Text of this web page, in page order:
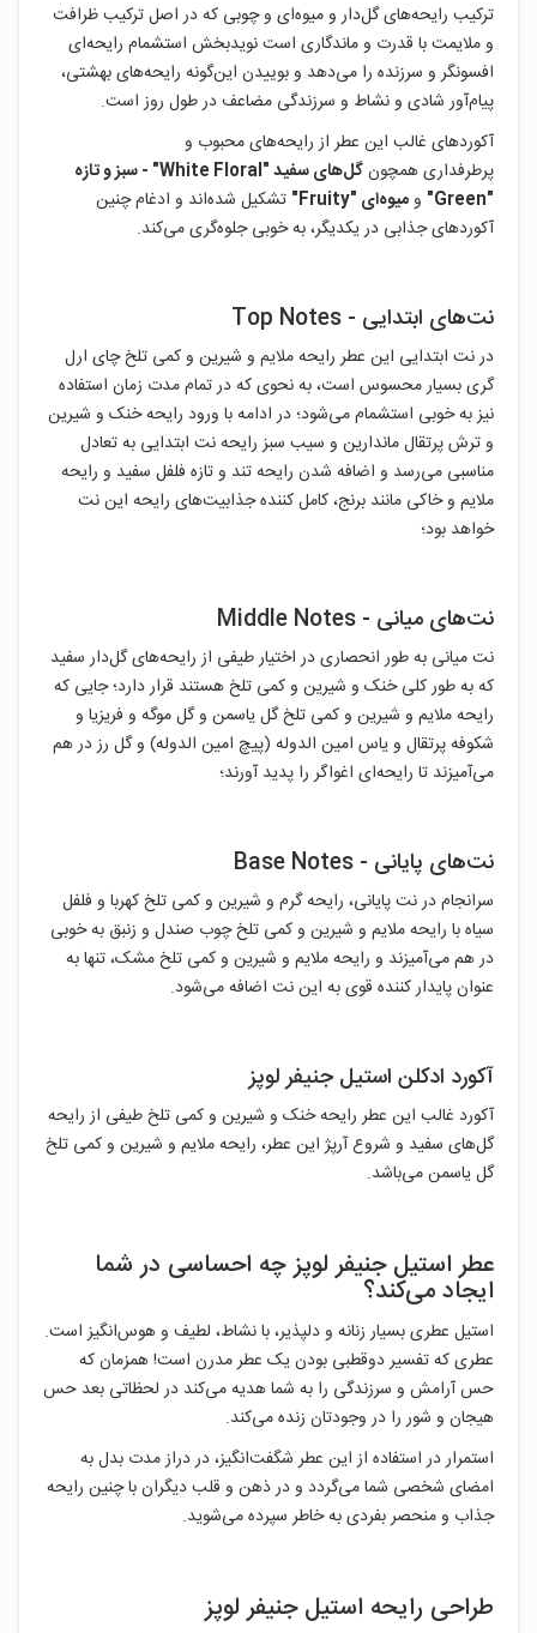
ترکیب رایحه‌های گل‌دار و میوه‌ای و چوبی که در اصل ترکیب ظرافت
و ملایمت با قدرت و ماندگاری است نویدبخش استشمام رایحه‌ای
افسونگر و سرزنده را می‌دهد و بوییدن این‌گونه رایحه‌های بهشتی،
پیام‌آور شادی و نشاط و سرزندگی مضاعف در طول روز است.
آکوردهای غالب این عطر از رایحه‌های محبوب و
پرطرفداری همچونگل‌های سفید "White Floral" - سبز و تازه
"Green
" ومیوه‌ای "Fruity " تشکیل شده‌اند و ادغام چنین
آکوردهای جذابی در یکدیگر، به خوبی جلوه‌گری می‌کند.
نت‌های ابتدایی - Top Notes
در نت ابتدایی این عطر رایحه‌ ملایم و شیرین و کمی تلخ چای ارل
گری بسیار محسوس است، به نحوی که در تمام مدت زمان استفاده
نیز به خوبی استشمام می‌شود؛ در ادامه با ورود رایحه‌ خنک و شیرین
و ترش پرتقال ماندارین و سیب سبز رایحه نت ابتدایی به تعادل
مناسبی می‌رسد و اضافه شدن رایحه تند و تازه فلفل سفید و رایحه
ملایم و خاکی مانند برنج، کامل کننده جذابیت‌های رایحه این نت
خواهد بود؛
نت‌های میانی - Middle Notes
نت میانی به طور انحصاری در اختیار طیفی از رایحه‌های گل‌دار سفید
که به طور کلی خنک و شیرین و کمی تلخ هستند قرار دارد؛ جایی که
رایحه ملایم و شیرین و کمی تلخ گل یاسمن و گل موگه و فریزیا و
شکوفه پرتقال و یاس امین الدوله (پیچ امین الدوله) و گل رز در هم
می‌آمیزند تا رایحه‌ای اغواگر را پدید آورند؛
نت‌های پایانی - Base Notes
سرانجام در نت پایانی، رایحه گرم و شیرین و کمی تلخ کهربا و فلفل
سیاه با رایحه ملایم و شیرین و کمی تلخ چوب صندل و زنبق به خوبی
در هم می‌آمیزند و رایحه ملایم و شیرین و کمی تلخ مشک، تنها به
عنوان پایدار کننده‌ قوی به این نت اضافه می‌شود.
آکورد ادکلن استیل جنیفر لوپز
آکورد غالب این عطر رایحه خنک و شیرین و کمی تلخ طیفی از رایحه‌
گل‌های سفید و شروع آرپژ این عطر، رایحه ملایم و شیرین و کمی تلخ
گل یاسمن می‌باشد.
عطر استیل جنیفر لوپز چه احساسی در شما
ایجاد می‌کند؟
استیل عطری بسیار زنانه و دلپذیر، با نشاط، لطیف و هوس‌انگیز است.
عطری که تفسیر دوقطبی بودن یک عطر مدرن است! همزمان که
حس آرامش و سرزندگی را به شما هدیه می‌کند در لحظاتی بعد حس
هیجان و شور را در وجودتان زنده می‌کند.
استمرار در استفاده از این عطر شگفت‌انگیز، در دراز مدت بدل به
امضای شخصی شما می‌گردد و در ذهن و قلب دیگران با چنین رایحه
جذاب و منحصر بفردی به خاطر سپرده می‌شوید.
طراحی رایحه استیل جنیفر لوپز